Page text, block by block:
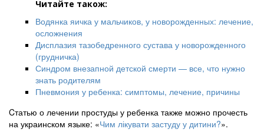
Читайте також:
Водянка яичка у мальчиков, у новорожденных: лечение,
осложнения
Дисплазия тазобедренного сустава у новорожденного
(грудничка)
Синдром внезапной детской смерти — все, что нужно
знать родителям
Пневмония у ребенка: симптомы, лечение, причины
Cтатью о лечении простуды у ребенка также можно прочесть
на украинском языке: «Чим лікувати застуду у дитини?».